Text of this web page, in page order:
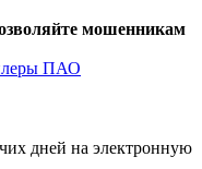
мошенникам
ПАО
дней на электронную